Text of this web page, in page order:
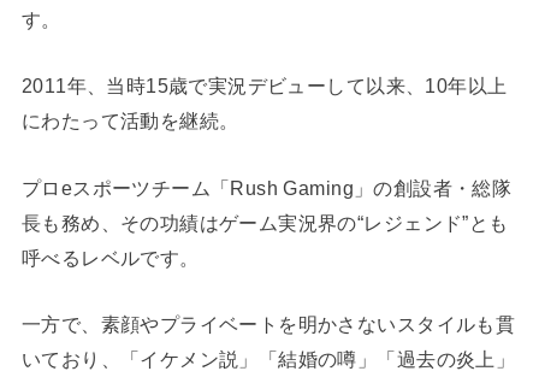
す。
2011年、当時15歳で実況デビューして以来、10年以上
にわたって活動を継続。
プロeスポーツチーム「Rush Gaming」の創設者・総隊
長も務め、その功績はゲーム実況界の“レジェンド”とも
呼べるレベルです。
一方で、素顔やプライベートを明かさないスタイルも貫
いており、「イケメン説」「結婚の噂」「過去の炎上」